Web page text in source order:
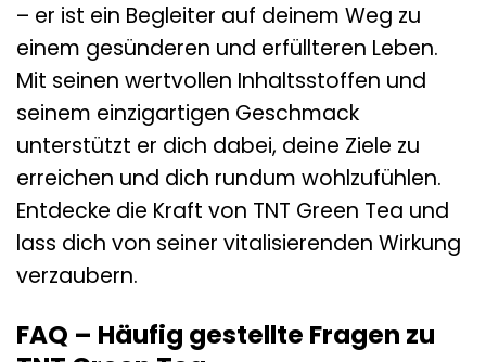
– er ist ein Begleiter auf deinem Weg zu
einem gesünderen und erfüllteren Leben.
Mit seinen wertvollen Inhaltsstoffen und
seinem einzigartigen Geschmack
unterstützt er dich dabei, deine Ziele zu
erreichen und dich rundum wohlzufühlen.
Entdecke die Kraft von TNT Green Tea und
lass dich von seiner vitalisierenden Wirkung
verzaubern.
FAQ – Häufig gestellte Fragen zu